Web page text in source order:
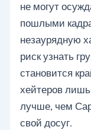
не могут
пошлыми
незаурядную
риск узнать
становится
хейтеров
лучше, чем
свой досуг.